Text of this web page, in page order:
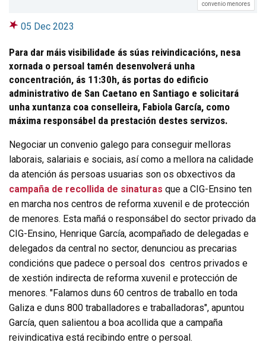
convenio menores
05 Dec 2023
Para dar máis visibilidade ás súas reivindicacións, nesa
xornada o persoal tamén desenvolverá unha
concentración, ás 11:30h, ás portas do edificio
administrativo de San Caetano en Santiago e solicitará
unha xuntanza coa conselleira, Fabiola García, como
máxima responsábel da prestación destes servizos.
Negociar un convenio galego para conseguir melloras
laborais, salariais e sociais, así como a mellora na calidade
da atención ás persoas usuarias son os obxectivos da
campaña de recollida de sinaturas que a CIG-Ensino ten
en marcha nos centros de reforma xuvenil e de protección
de menores. Esta mañá o responsábel do sector privado da
CIG-Ensino, Henrique García, acompañado de delegadas e
delegados da central no sector, denunciou as precarias
condicións que padece o persoal dos centros privados e
de xestión indirecta de reforma xuvenil e protección de
menores. "Falamos duns 60 centros de traballo en toda
Galiza e duns 800 traballadores e traballadoras", apuntou
García, quen salientou a boa acollida que a campaña
reivindicativa está recibindo entre o persoal.